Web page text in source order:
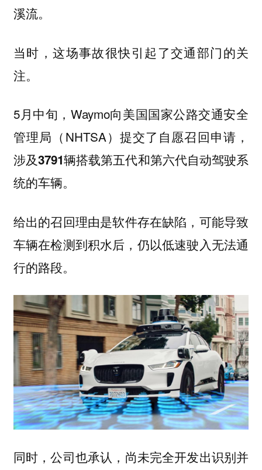
溪流。
当时，这场事故很快引起了交通部门的关
注。
5月中旬，Waymo向美国国家公路交通安全
管理局（NHTSA）提交了 自愿召回申请 ，
涉及3791辆搭载第五代和第六代自动驾驶系
统的车辆。
给出的召回理由是软件存在缺陷 ，可能导致
车辆在检测到积水后，仍以低速驶入无法通
行的路段。
同时，公司也承认， 尚未完全开发出识别并